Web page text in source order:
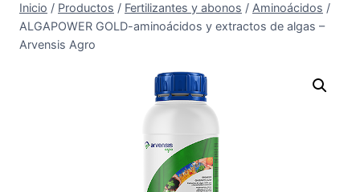
Inicio / Productos / Fertilizantes y abonos / Aminoácidos /
ALGAPOWER GOLD-aminoácidos y extractos de algas –
Arvensis Agro